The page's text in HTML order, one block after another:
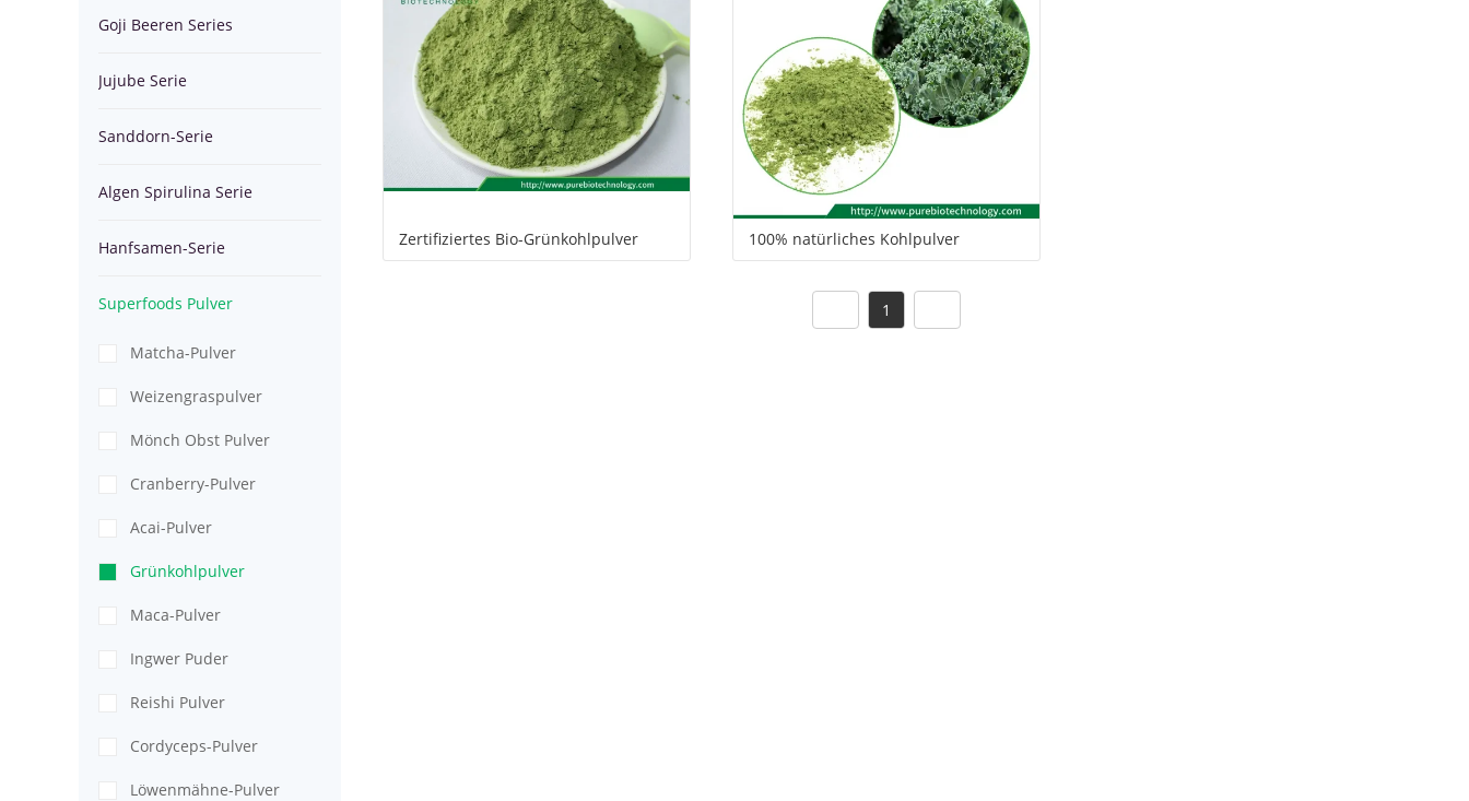
Hanfsamen-
Superfoods
Goji Beeren Series
Jujube Serie
Sanddorn-Serie
Algen Spirulina Serie
Hanfsamen-Serie
Superfoods Pulver
Matcha-Pulver
Weizengraspulver
Mönch Obst Pulver
Cranberry-Pulver
Acai-Pulver
Grünkohlpulver
Maca-Pulver
Ingwer Puder
Reishi Pulver
Cordyceps-Pulver
Löwenmähne-Pulver
Zertifiziertes Bio-Grünkohlpulver 100% natürliches Kohlpulver
1